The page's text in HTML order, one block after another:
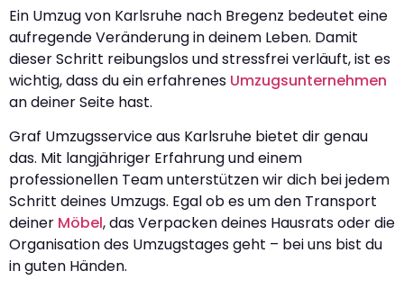
Ein Umzug von Karlsruhe nach Bregenz bedeutet eine
aufregende Veränderung in deinem Leben. Damit
dieser Schritt reibungslos und stressfrei verläuft, ist es
wichtig, dass du ein erfahrenes Umzugsunternehmen
an deiner Seite hast.
Graf Umzugsservice aus Karlsruhe bietet dir genau
das. Mit langjähriger Erfahrung und einem
professionellen Team unterstützen wir dich bei jedem
Schritt deines Umzugs. Egal ob es um den Transport
deiner Möbel, das Verpacken deines Hausrats oder die
Organisation des Umzugstages geht – bei uns bist du
in guten Händen.